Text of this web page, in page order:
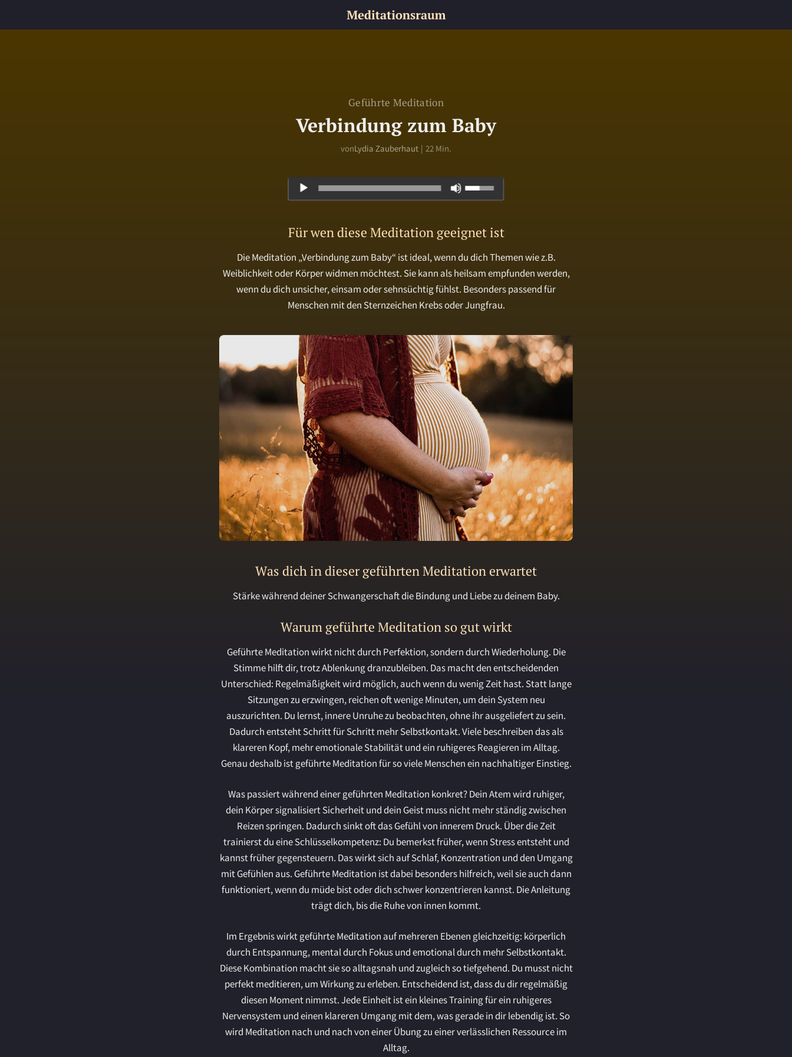
Geführte Meditation
Verbindung zum Baby
vonLydia Zauberhaut | 22 Min.
Für wen diese Meditation geeignet ist
Die Meditation „Verbindung zum Baby“ ist ideal, wenn du dich Themen wie z.B.
Weiblichkeit oder Körper widmen möchtest. Sie kann als heilsam empfunden werden,
wenn du dich unsicher, einsam oder sehnsüchtig fühlst. Besonders passend für
Menschen mit den Sternzeichen Krebs oder Jungfrau.
Was dich in diesergeführten Meditation erwartet
Stärke während deiner Schwangerschaft die Bindung und Liebe zu deinem Baby.
Warum geführte Meditation so gut wirkt
Geführte Meditation wirkt nicht durch Perfektion, sondern durch Wiederholung. Die
Stimme hilft dir, trotz Ablenkung dranzubleiben. Das macht den entscheidenden
Unterschied: Regelmäßigkeit wird möglich, auch wenn du wenig Zeit hast. Statt lange
Sitzungen zu erzwingen, reichen oft wenige Minuten, um dein System neu
auszurichten. Du lernst, innere Unruhe zu beobachten, ohne ihr ausgeliefert zu sein.
Dadurch entsteht Schritt für Schritt mehr Selbstkontakt. Viele beschreiben das als
klareren Kopf, mehr emotionale Stabilität und ein ruhigeres Reagieren im Alltag.
Genau deshalb ist geführte Meditation für so viele Menschen ein nachhaltiger Einstieg.
Was passiert während einer geführten Meditation konkret? Dein Atem wird ruhiger,
dein Körper signalisiert Sicherheit und dein Geist muss nicht mehr ständig zwischen
Reizen springen. Dadurch sinkt oft das Gefühl von innerem Druck. Über die Zeit
trainierst du eine Schlüsselkompetenz: Du bemerkst früher, wenn Stress entsteht und
kannst früher gegensteuern. Das wirkt sich auf Schlaf, Konzentration und den Umgang
mit Gefühlen aus. Geführte Meditation ist dabei besonders hilfreich, weil sie auch dann
funktioniert, wenn du müde bist oder dich schwer konzentrieren kannst. Die Anleitung
trägt dich, bis die Ruhe von innen kommt.
Im Ergebnis wirkt geführte Meditation auf mehreren Ebenen gleichzeitig: körperlich
durch Entspannung, mental durch Fokus und emotional durch mehr Selbstkontakt.
Diese Kombination macht sie so alltagsnah und zugleich so tiefgehend. Du musst nicht
perfekt meditieren, um Wirkung zu erleben. Entscheidend ist, dass du dir regelmäßig
diesen Moment nimmst. Jede Einheit ist ein kleines Training für ein ruhigeres
Nervensystem und einen klareren Umgang mit dem, was gerade in dir lebendig ist. So
wird Meditation nach und nach von einer Übung zu einer verlässlichen Ressource im
Alltag.